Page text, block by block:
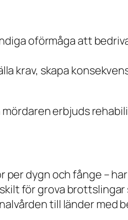
oförmåga att
krav, skapa
erbjuds
per dygn och fånge –
för grova
till länder med